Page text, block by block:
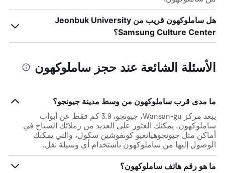
هل ساملوكهون قريب من Jeonbuk University
Samsung Culture Center؟
الأسئلة الشائعة عند حجز ساملوكهون
ما مدى قرب ساملوكهون من وسط مدينة جيونجو؟
يبعد مركز Wansan-gu، جيونجو، 3.9 كم فقط عن أبواب
ساملوكهون. يمكنك العثور على العديد من زملائك السياح في
أماكن مثل جيونجوهيانغيو كونفوشين سكول، والتي يمكنك
الوصول إليها من ساملوكهون باستخدام أي وسيلة نقل.
ما هو رقم هاتف ساملوكهون؟